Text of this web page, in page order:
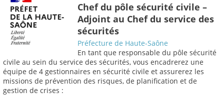
Chef du pôle sécurité civile –
Adjoint au Chef du service des
sécurités
Préfecture de Haute-Saône
En tant que responsable du pôle sécurité
civile au sein du service des sécurités, vous encadrerez une
équipe de 4 gestionnaires en sécurité civile et assurerez les
missions de prévention des risques, de planification et de
gestion de crises :